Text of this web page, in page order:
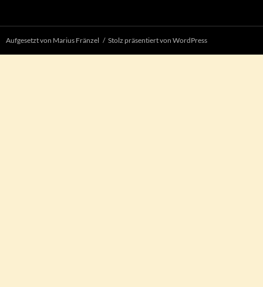
Aufgesetzt von Marius Fränzel Stolz präsentiert von WordPress